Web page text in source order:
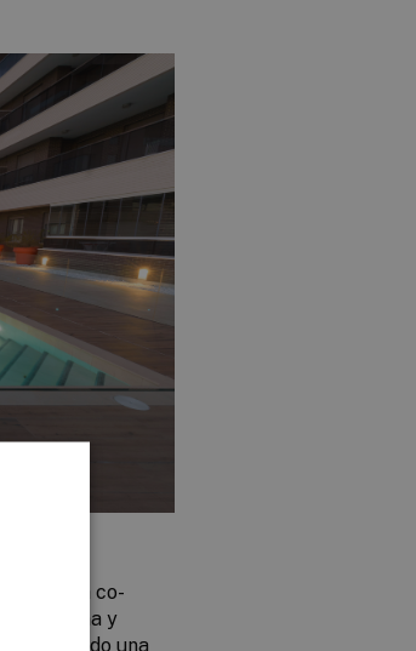
la sala co-
de piscina y
utilizado una